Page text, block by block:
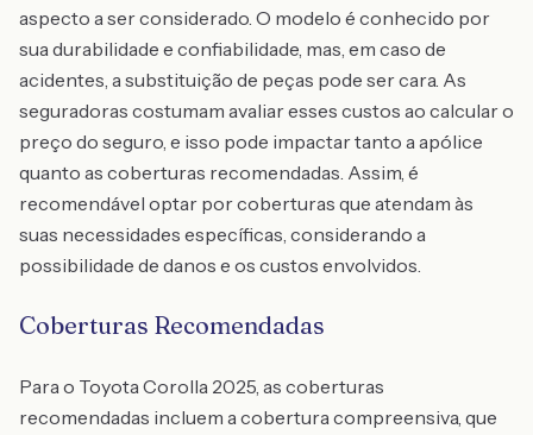
aspecto a ser considerado. O modelo é conhecido por
sua durabilidade e confiabilidade, mas, em caso de
acidentes, a substituição de peças pode ser cara. As
seguradoras costumam avaliar esses custos ao calcular o
preço do seguro, e isso pode impactar tanto a apólice
quanto as coberturas recomendadas. Assim, é
recomendável optar por coberturas que atendam às
suas necessidades específicas, considerando a
possibilidade de danos e os custos envolvidos.
Coberturas Recomendadas
Para o Toyota Corolla 2025, as coberturas
recomendadas incluem a cobertura compreensiva, que